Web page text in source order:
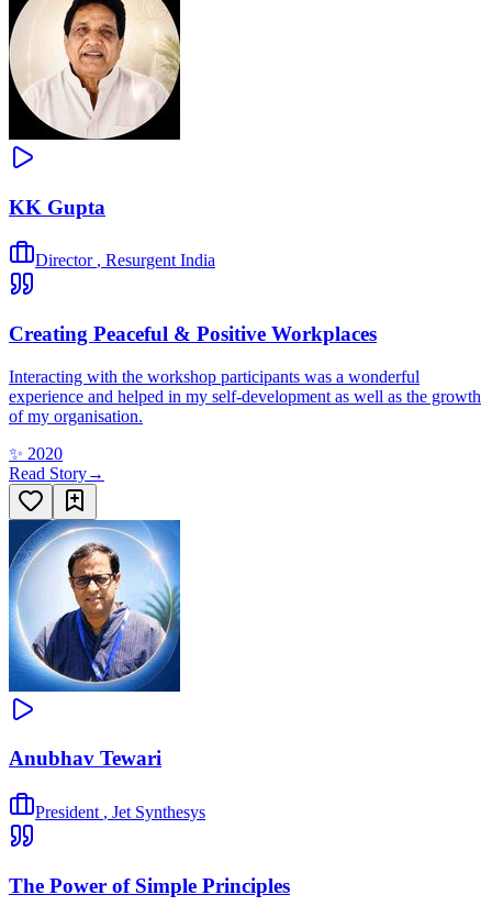
KK Gupta
Director , Resurgent India
Creating Peaceful & Positive Workplaces
Interacting with the workshop participants was a wonderful
experience and helped in my self-development as well as the growth
of my organisation.
✨ 2020
Read Story→
Anubhav Tewari
President , Jet Synthesys
The Power of Simple Principles